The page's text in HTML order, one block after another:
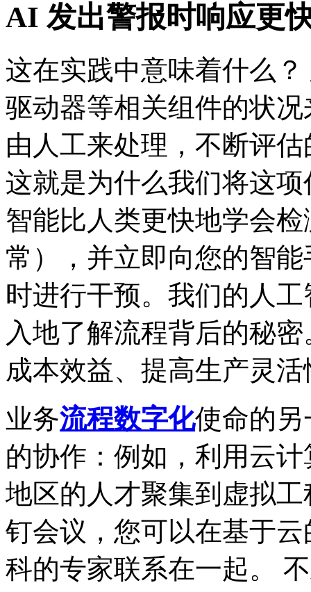
AI 发出警报时响应更
这在实践中意味着什么
驱动器等相关组件的状
由人工来处理，不断评
这就是为什么我们将这
智能比人类更快地学会
常），并立即向您的智
时进行干预。我们的人
入地了解流程背后的秘
成本效益、提高生产灵
业务流程数字化使命的
的协作：例如，利用云
地区的人才聚集到虚拟
钉会议，您可以在基于
科的专家联系在一起。